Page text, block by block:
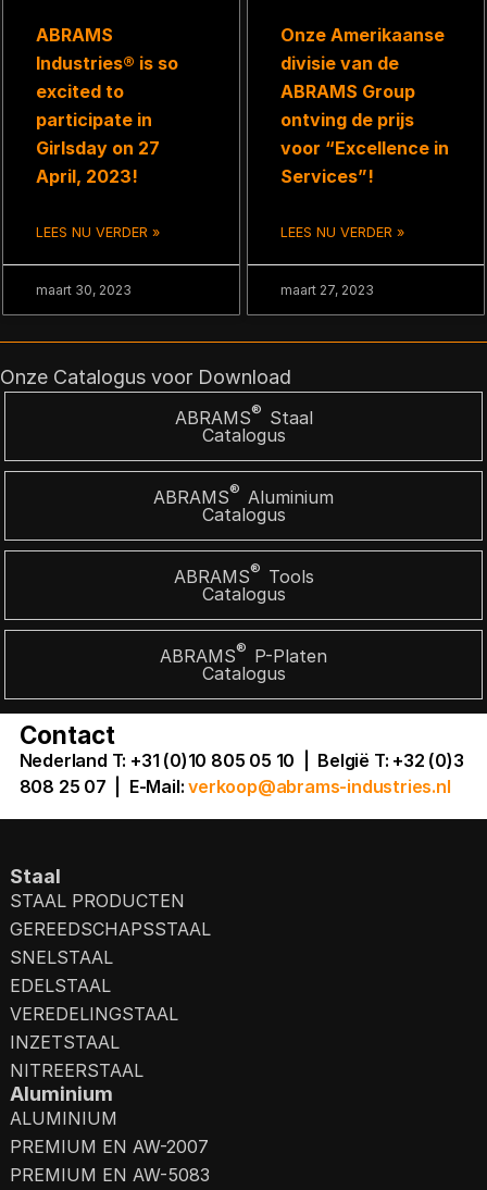
ABRAMS
Industries® is so
excited to
participate in
Girlsday on 27
April, 2023!
LEES NU VERDER »
maart 30, 2023
Onze Amerikaanse
divisie van de
ABRAMS Group
ontving de prijs
voor “Excellence in
Services”!
LEES NU VERDER »
maart 27, 2023
Onze Catalogus voor Download
ABRAMS® Staal
Catalogus
ABRAMS® Aluminium
Catalogus
ABRAMS® Tools
Catalogus
ABRAMS® P-Platen
Catalogus
Contact
Nederland T: +31 (0)10 805 05 10 | België T: +32 (0)3
808 25 07
E-Mail:verkoop@abrams-industries.nl
Staal
STAAL PRODUCTEN
GEREEDSCHAPSSTAAL
SNELSTAAL
EDELSTAAL
VEREDELINGSTAAL
INZETSTAAL
NITREERSTAAL
Aluminium
ALUMINIUM
PREMIUM EN AW-2007
PREMIUM EN AW-5083